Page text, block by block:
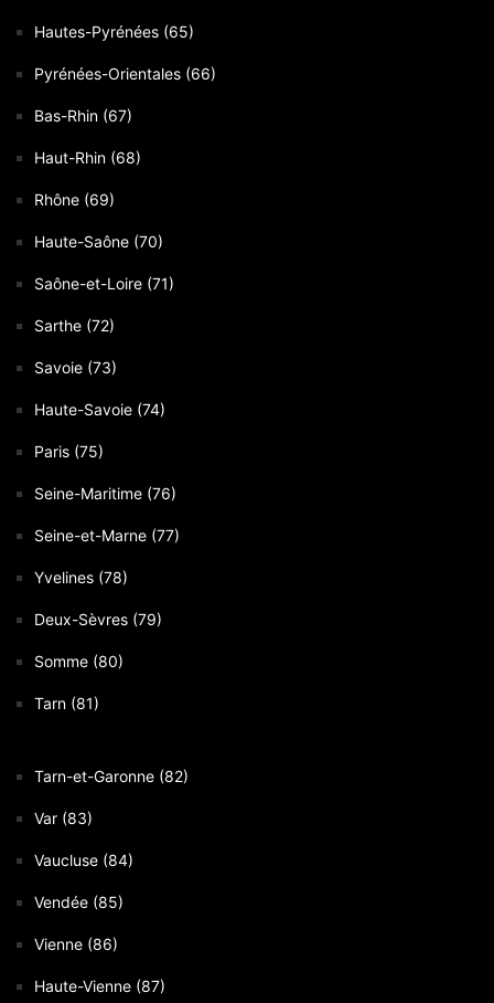
Hautes-Pyrénées (65)
Pyrénées-Orientales (66)
Bas-Rhin (67)
Haut-Rhin (68)
Rhône (69)
Haute-Saône (70)
Saône-et-Loire (71)
Sarthe (72)
Savoie (73)
Haute-Savoie (74)
Paris (75)
Seine-Maritime (76)
Seine-et-Marne (77)
Yvelines (78)
Deux-Sèvres (79)
Somme (80)
Tarn (81)
Tarn-et-Garonne (82)
Var (83)
Vaucluse (84)
Vendée (85)
Vienne (86)
Haute-Vienne (87)